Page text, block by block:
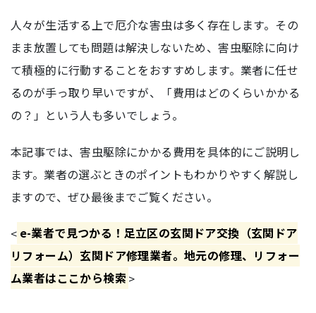
人々が生活する上で厄介な害虫は多く存在します。その
まま放置しても問題は解決しないため、害虫駆除に向け
て積極的に行動することをおすすめします。業者に任せ
るのが手っ取り早いですが、「費用はどのくらいかかる
の？」という人も多いでしょう。
本記事では、害虫駆除にかかる費用を具体的にご説明し
ます。業者の選ぶときのポイントもわかりやすく解説し
ますので、ぜひ最後までご覧ください。
< e-業者で見つかる！足立区の玄関ドア交換（玄関ドア
リフォーム）玄関ドア修理業者。地元の修理、リフォー
ム業者はここから検索 >